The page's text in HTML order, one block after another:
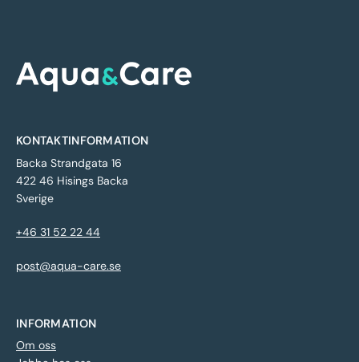
KONTAKTINFORMATION
Backa Strandgata 16
422 46 Hisings Backa
Sverige
+46 31 52 22 44
post@aqua-care.se
INFORMATION
Om oss